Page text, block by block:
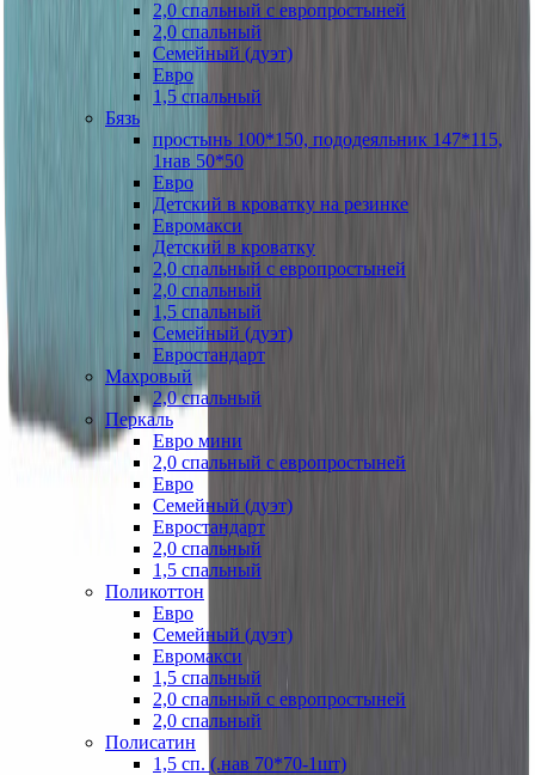
2,0 спальный с европростыней
2,0 спальный
Семейный (дуэт)
Евро
1,5 спальный
Бязь
простынь 100*150, пододеяльник 147*115,
1нав 50*50
Евро
Детский в кроватку на резинке
Евромакси
Детский в кроватку
2,0 спальный с европростыней
2,0 спальный
1,5 спальный
Семейный (дуэт)
Евростандарт
Махровый
2,0 спальный
Перкаль
Евро мини
2,0 спальный с европростыней
Евро
Семейный (дуэт)
Евростандарт
2,0 спальный
1,5 спальный
Поликоттон
Евро
Семейный (дуэт)
Евромакси
1,5 спальный
2,0 спальный с европростыней
2,0 спальный
Полисатин
1,5 сп. (.нав 70*70-1шт)